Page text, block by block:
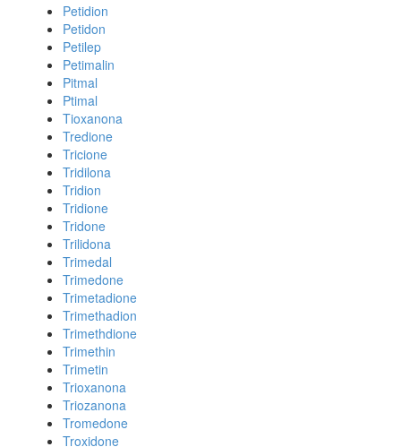
Petidion
Petidon
Petilep
Petimalin
Pitmal
Ptimal
Tioxanona
Tredione
Tricione
Tridilona
Tridion
Tridione
Tridone
Trilidona
Trimedal
Trimedone
Trimetadione
Trimethadion
Trimethdione
Trimethin
Trimetin
Trioxanona
Triozanona
Tromedone
Troxidone